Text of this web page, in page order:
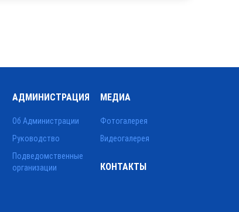
АДМИНИСТРАЦИЯ
Об Администрации
Руководство
Подведомственные
организации
МЕДИА
Фотогалерея
Видеогалерея
КОНТАКТЫ